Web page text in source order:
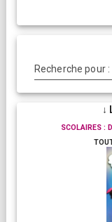
Recherche pour :
↓
SCOLAIRES